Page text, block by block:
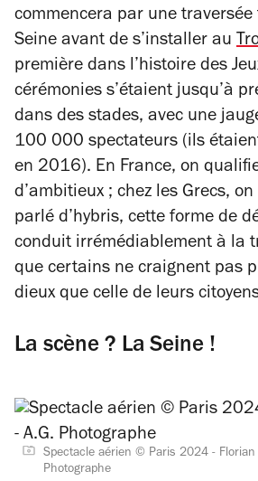
commencera par une
Seine avant de s’installer au
première dans l’histoire des
cérémonies s’étaient jusqu’à
dans des stades, avec une
100 000 spectateurs (ils
en 2016). En France, on
d’ambitieux ; chez les Grecs,
parlé d’hybris, cette forme de
conduit irrémédiablement à la
que certains ne craignent pas
dieux que celle de leurs
La scène ? La Seine !
Spectacle aérien © Paris 2024 - Florian
Photographe